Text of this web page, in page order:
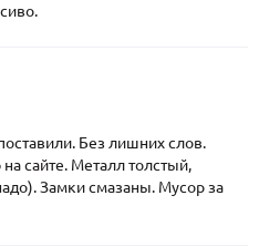
Без лишних слов.
сайте. Металл толстый,
Замки смазаны. Мусор за